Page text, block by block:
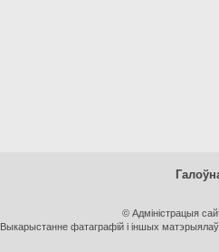
© Адміністрацыя
Выкарыстанне фатаграфій і іншых